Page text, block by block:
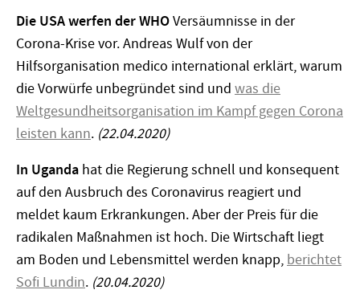
Die USA werfen der WHOVersäumnisse in der
Corona-Krise vor. Andreas Wulf von der
Hilfsorganisation medico international erklärt, warum
die Vorwürfe unbegründet sind und was die
Weltgesundheitsorganisation im Kampf gegen Corona
leisten kann. (22.04.2020)
In Uganda hat die Regierung schnell und konsequent
auf den Ausbruch des Coronavirus reagiert und
meldet kaum Erkrankungen. Aber der Preis für die
radikalen Maßnahmen ist hoch. Die Wirtschaft liegt
am Boden und Lebensmittel werden knapp, berichtet
Sofi Lundin. (20.04.2020)